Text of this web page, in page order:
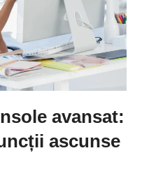
avansat:
ascunse